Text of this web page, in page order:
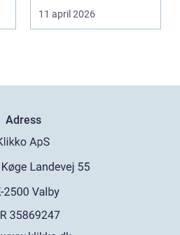
ansiktet kan tappa
stöd och...
11 april 2026
Adress